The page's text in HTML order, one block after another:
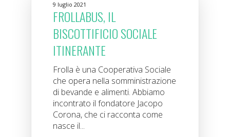
9 luglio 2021
FROLLABUS, IL
BISCOTTIFICIO SOCIALE
ITINERANTE
Frolla è una Cooperativa Sociale
che opera nella somministrazione
di bevande e alimenti. Abbiamo
incontrato il fondatore Jacopo
Corona, che ci racconta come
nasce il...